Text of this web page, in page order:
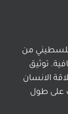
من
توثيق
الانسان
على طول